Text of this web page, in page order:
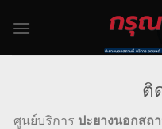
ติ
ศูนย์บริการ ปะยางนอกสถ